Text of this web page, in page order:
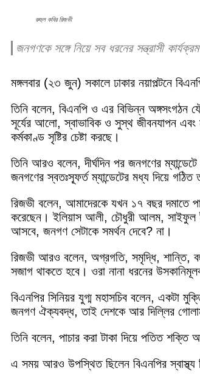
রুহুল কবির রিজভী
জনগণকে সঙ্গে নিয়ে সব ধরনের সন্ত্রাসী
মঙ্গলবার (২৩ জুন) সকালে ঢাকার নয়াপল্টনে
তিনি বলেন, বিএনপি ও এর বিভিন্ন অঙ্গসংগঠন
সূর্যের আলো, স্বাভাবিক ও সুস্থ জীবনযাপন এবং
কর্মকাণ্ড সৃষ্টির চেষ্টা করছে।
তিনি আরও বলেন, দীর্ঘদিন পর জনগণের
জনগণের স্বতঃস্ফূর্ত ম্যান্ডেটের মধ্য দিয়ে গঠিত
রিজভী বলেন, আমাদেরকে যখন ১৭ বছর দমাতে
করেছেন। ইলিয়াস আলী, চৌধুরী আলম, সাইফুল
আসবে, জনগণ সেটাকে সমর্থন দেবে? না।
রিজভী আরও বলেন, অগ্রগতি, সমৃদ্ধি, শান্তি,
সজাগ থাকতে হবে। ওরা নানা ধরনের
বিএনপির সিনিয়র যুগ্ম মহাসচিব বলেন, একটা
জনগণ ঐক্যবদ্ধ, তাই দেশকে আর দিল্লির গোলাম
তিনি বলেন, পাচার করা টাকা দিয়ে পতিত শক্তি
এ সময় আরও উপস্থিত ছিলেন বিএনপির স্বাস্থ্য